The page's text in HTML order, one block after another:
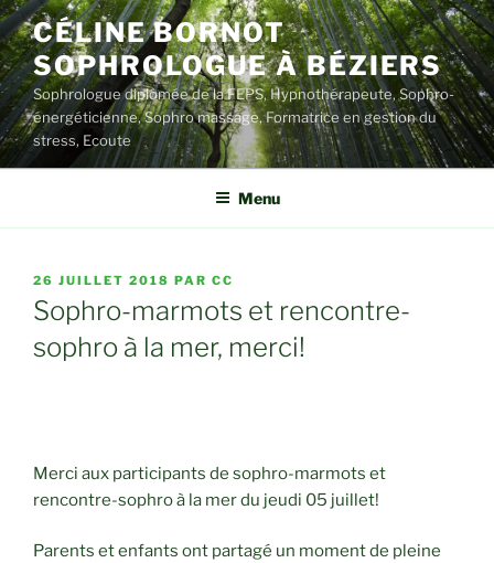
Aller
au
contenu
principal
CÉLINE BORNOT
SOPHROLOGUE À BÉZIERS
Sophrologue diplômée de la FEPS, Hypnothérapeute, Sophro-
énergéticienne, Sophro massage, Formatrice en gestion du
stress, Ecoute
Menu
PUBLIÉ
LE
26 JUILLET 2018 PAR CC
Sophro-marmots et rencontre-
sophro à la mer, merci!
Merci aux participants de sophro-marmots et
rencontre-sophro à la mer du jeudi 05 juillet!
Parents et enfants ont partagé un moment de pleine